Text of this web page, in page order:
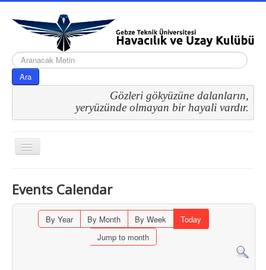
arama...
Ara
Gözleri gökyüzüne dalanların,
yeryüzünde olmayan bir hayali vardır.
Gezinme
geçişini
Events Calendar
By Year By Month By Week
Today
Jump to month